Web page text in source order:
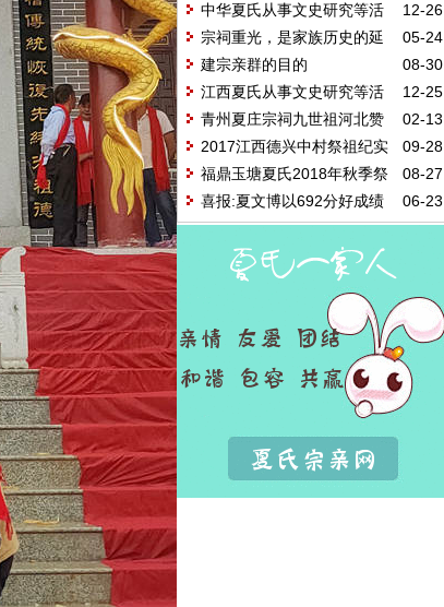
12-26
中华夏氏从事文史研究等活
动大事纪略
05-24
宗祠重光，是家族历史的延
续和家族文化的传承
08-30
建宗亲群的目的
12-25
江西夏氏从事文史研究等活
动纪略
02-13
青州夏庄宗祠九世祖河北赞
皇县令夏詠《赞皇城南楼碑记》及
简介
09-28
2017江西德兴中村祭祖纪实
08-27
福鼎玉塘夏氏2018年秋季祭
祖大典暨第15届本科大学生表彰大
会
06-23
喜报:夏文博以692分好成绩
荣获2018年随州理科第一名